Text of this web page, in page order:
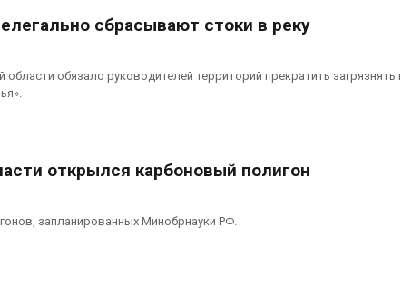
сбрасывают стоки в реку
обязало руководителей территорий прекратить загрязнять
открылся карбоновый полигон
запланированных Минобрнауки РФ.